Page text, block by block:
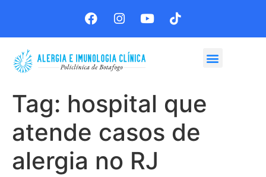
Tag: hospital que
atende casos de
alergia no RJ